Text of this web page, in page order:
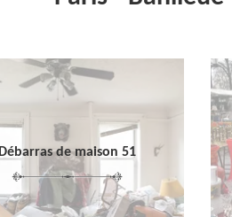
Débarras de maison 51